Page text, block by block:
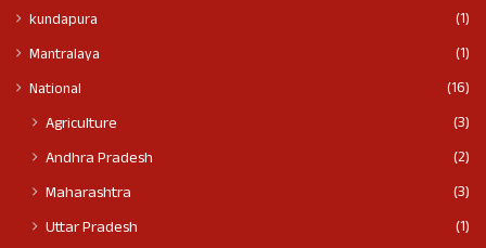
kundapura
(1)
Mantralaya
(1)
National
(16)
Agriculture
(3)
Andhra Pradesh
(2)
Maharashtra
(3)
Uttar Pradesh
(1)